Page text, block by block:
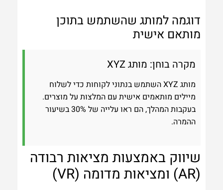
דוגמה למותג שהשתמש בתוכן
מותאם אישית
מקרה בוחן: מותג XYZ
מותג XYZ השתמש בנתוני לקוחות כדי לשלוח
מיילים מותאמים אישית עם המלצות על מוצרים.
בעקבות המהלך, הם ראו עלייה של 30% בשיעור
ההמרה.
שיווק באמצעות מציאות רבודה
(AR) ומציאות מדומה (VR)